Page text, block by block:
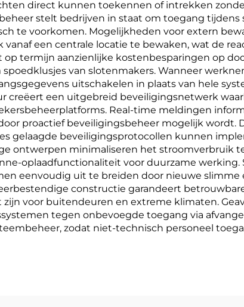
direct kunnen toekennen of intrekken
stelt bedrijven in staat om toegang
te voorkomen. Mogelijkheden voor extern
een centrale locatie te bewaken, wat de
op termijn aanzienlijke kostenbesparingen op
van slotenmakers. Wanneer
uitschakelen in plaats van hele
creëert een uitgebreid beveiligingsnetwerk
Real-time meldingen
proactief beveiligingsbeheer mogelijk
gelaagde beveiligingsprotocollen kunnen
ontwerpen minimaliseren het
oplaadfunctionaliteit voor duurzame
eenvoudig uit te breiden door nieuwe
constructie garandeert
zijn voor buitendeuren en extreme klimaten.
tegen onbevoegde toegang via
zodat niet-technisch personeel